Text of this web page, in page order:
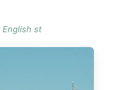
English st